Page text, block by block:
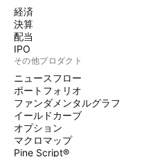
経済
決算
配当
IPO
その他プロダクト
ニュースフロー
ポートフォリオ
ファンダメンタルグラフ
イールドカーブ
オプション
マクロマップ
Pine Script®